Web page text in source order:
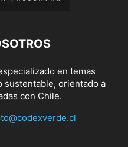
en temas
sustentable, orientado a
con Chile.